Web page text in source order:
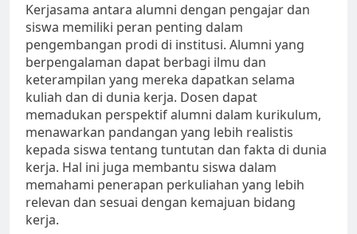
Kerjasama antara alumni dengan pengajar dan
siswa memiliki peran penting dalam
pengembangan prodi di institusi. Alumni yang
berpengalaman dapat berbagi ilmu dan
keterampilan yang mereka dapatkan selama
kuliah dan di dunia kerja. Dosen dapat
memadukan perspektif alumni dalam kurikulum,
menawarkan pandangan yang lebih realistis
kepada siswa tentang tuntutan dan fakta di dunia
kerja. Hal ini juga membantu siswa dalam
memahami penerapan perkuliahan yang lebih
relevan dan sesuai dengan kemajuan bidang
kerja.